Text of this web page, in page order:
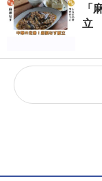
「
立